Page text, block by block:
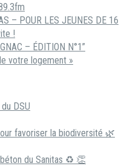
– POUR LES JEUNES DE 16
!
– ÉDITION N°1”
votre logement »
DSU
favoriser la biodiversité 🌿
du Sanitas ♻ 👏